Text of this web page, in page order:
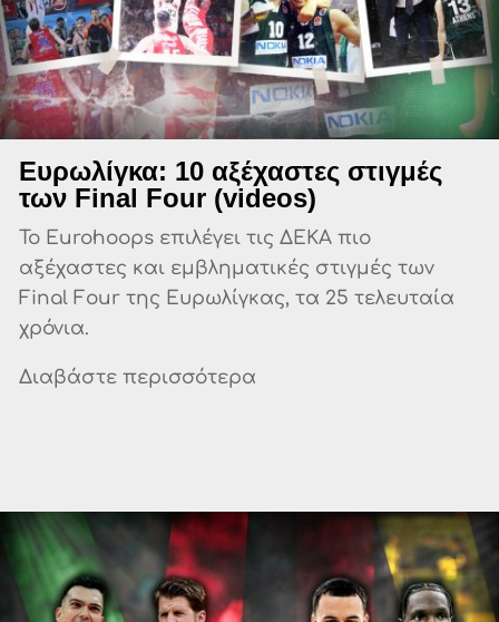
Ευρωλίγκα: 10 αξέχαστες στιγμές
των Final Four (videos)
Το Eurohoops επιλέγει τις ΔΕΚΑ πιο
αξέχαστες και εμβληματικές στιγμές των
Final Four της Ευρωλίγκας, τα 25 τελευταία
χρόνια.
Διαβάστε περισσότερα